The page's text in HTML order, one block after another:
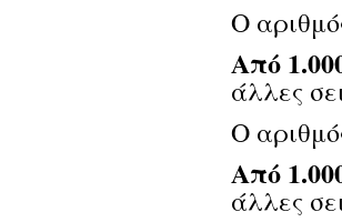
Ο
Από
άλλες
Ο
Από
άλλες